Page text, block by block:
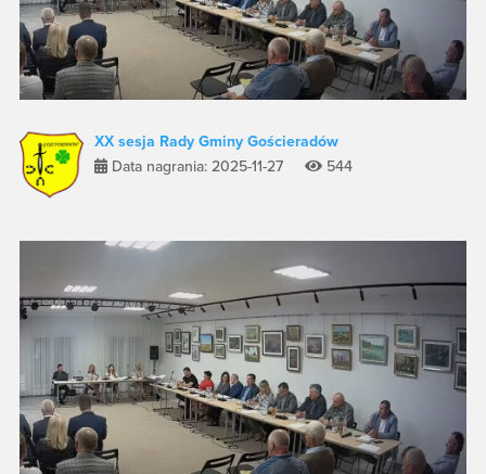
XX sesja Rady Gminy Gościeradów
Data nagrania: 2025-11-27
544